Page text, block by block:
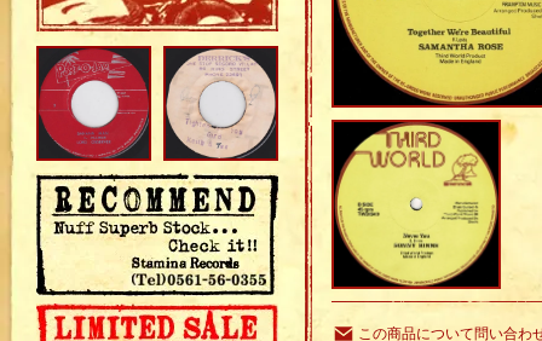
この商品について問い合わ